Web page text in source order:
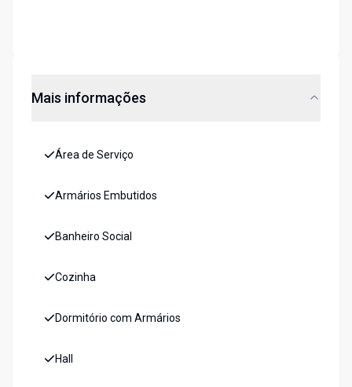
Mais informações
Área de Serviço
Armários Embutidos
Banheiro Social
Cozinha
Dormitório com Armários
Hall